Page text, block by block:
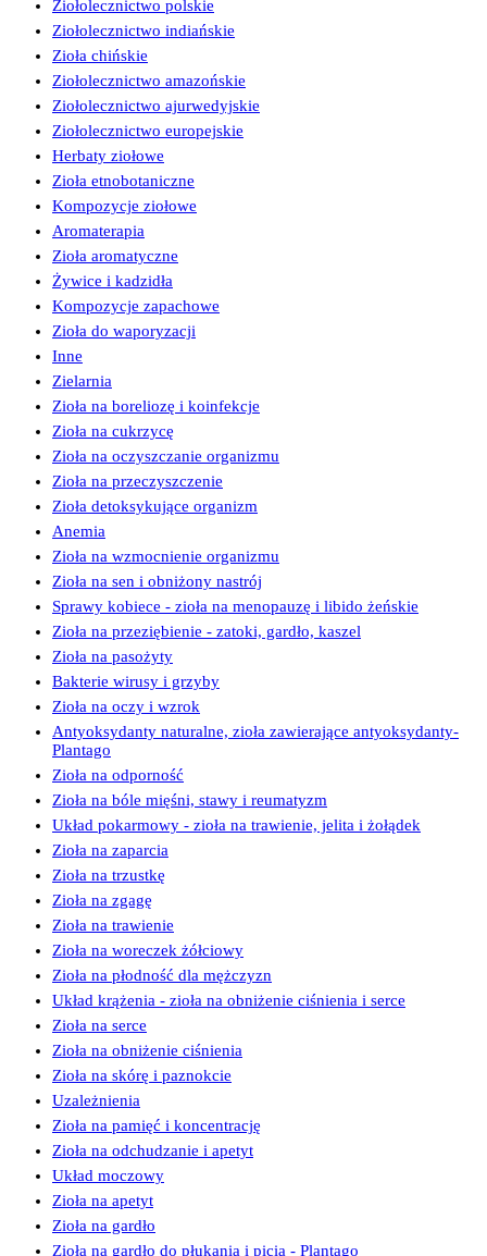
Ziołolecznictwo polskie
Ziołolecznictwo indiańskie
Zioła chińskie
Ziołolecznictwo amazońskie
Ziołolecznictwo ajurwedyjskie
Ziołolecznictwo europejskie
Herbaty ziołowe
Zioła etnobotaniczne
Kompozycje ziołowe
Aromaterapia
Zioła aromatyczne
Żywice i kadzidła
Kompozycje zapachowe
Zioła do waporyzacji
Inne
Zielarnia
Zioła na boreliozę i koinfekcje
Zioła na cukrzycę
Zioła na oczyszczanie organizmu
Zioła na przeczyszczenie
Zioła detoksykujące organizm
Anemia
Zioła na wzmocnienie organizmu
Zioła na sen i obniżony nastrój
Sprawy kobiece - zioła na menopauzę i libido żeńskie
Zioła na przeziębienie - zatoki, gardło, kaszel
Zioła na pasożyty
Bakterie wirusy i grzyby
Zioła na oczy i wzrok
Antyoksydanty naturalne, zioła zawierające antyoksydanty-
Plantago
Zioła na odporność
Zioła na bóle mięśni, stawy i reumatyzm
Układ pokarmowy - zioła na trawienie, jelita i żołądek
Zioła na zaparcia
Zioła na trzustkę
Zioła na zgagę
Zioła na trawienie
Zioła na woreczek żółciowy
Zioła na płodność dla mężczyzn
Układ krążenia - zioła na obniżenie ciśnienia i serce
Zioła na serce
Zioła na obniżenie ciśnienia
Zioła na skórę i paznokcie
Uzależnienia
Zioła na pamięć i koncentrację
Zioła na odchudzanie i apetyt
Układ moczowy
Zioła na apetyt
Zioła na gardło
Zioła na gardło do płukania i picia - Plantago